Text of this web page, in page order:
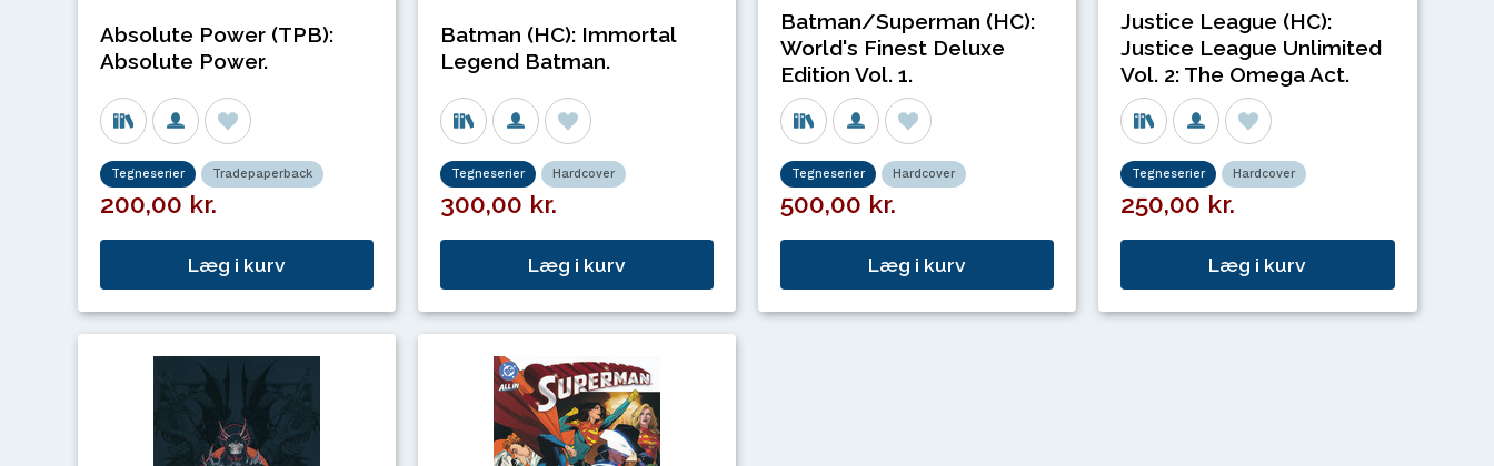
Absolute Power (TPB):
Absolute Power.
Tegneserier Tradepaperback
200,00 kr.
Læg i kurv
Batman (HC): Immortal
Legend Batman.
Tegneserier Hardcover
300,00 kr.
Læg i kurv
Batman/Superman (HC):
World's Finest Deluxe
Edition Vol. 1.
Tegneserier Hardcover
500,00 kr.
Læg i kurv
Justice League (HC):
Justice League Unlimited
Vol. 2: The Omega Act.
Tegneserier Hardcover
250,00 kr.
Læg i kurv